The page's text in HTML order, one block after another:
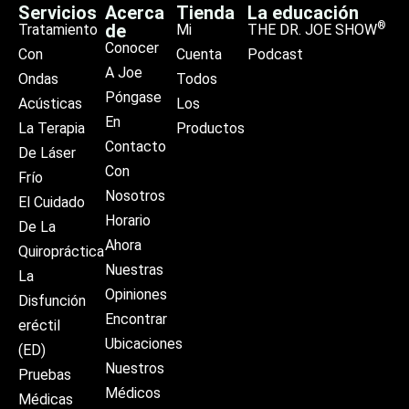
Servicios
Tratamiento
Con
Ondas
Acústicas
La Terapia
De Láser
Frío
El Cuidado
De La
Quiropráctica
La
Disfunción
eréctil
(ED)
Pruebas
Médicas
Acerca
de
Conocer
A Joe
Póngase
En
Contacto
Con
Nosotros
Horario
Ahora
Nuestras
Opiniones
Encontrar
Ubicaciones
Nuestros
Médicos
Tienda
Mi
Cuenta
Todos
Los
Productos
La educación
THE DR. JOE SHOW®
Podcast